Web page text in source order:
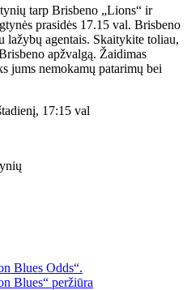
tarp Brisbeno „Lions“ ir
prasidės 17.15 val. Brisbeno
lažybų agentais. Skaitykite toliau,
apžvalgą. Žaidimas
jums nemokamų patarimų bei
17:15 val
Blues Odds“.
Blues“ peržiūra